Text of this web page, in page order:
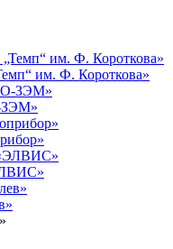
им. Ф. Короткова»